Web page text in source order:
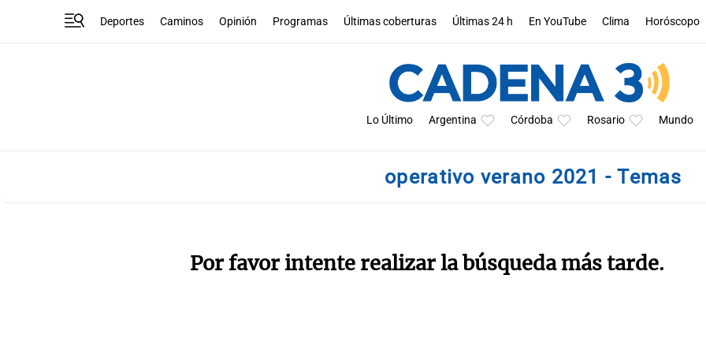
Deportes Caminos Opinión Programas Últimas coberturas Últimas 24 h En YouTube Clima Horóscopo
Lo Último Argentina Córdoba Rosario Mundo
operativo verano 2021 - Temas
Por favor intente realizar la búsqueda más tarde.